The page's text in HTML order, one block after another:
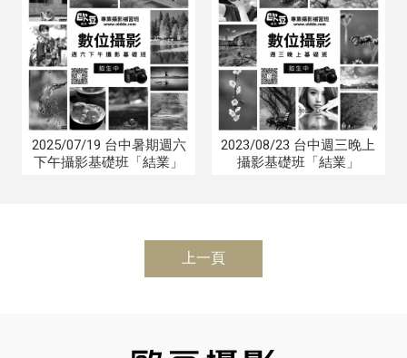
2025/07/19 台中暑期週六
下午攝影基礎班「結業」
2023/08/23 台中週三晚上
攝影基礎班「結業」
上一頁